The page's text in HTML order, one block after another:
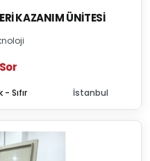
KAZANIM ÜNITESI
- Sıfır İstanbul